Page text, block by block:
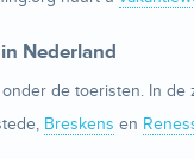
Nederland
de toeristen. In
Breskens en